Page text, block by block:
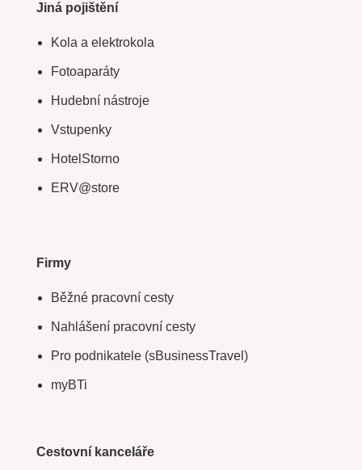
Jiná pojištění
Kola a elektrokola
Fotoaparáty
Hudební nástroje
Vstupenky
HotelStorno
ERV@store
Firmy
Běžné pracovní cesty
Nahlášení pracovní cesty
Pro podnikatele (sBusinessTravel)
myBTi
Cestovní kanceláře